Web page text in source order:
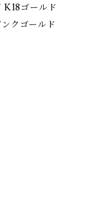
K18ゴールド
クゴールド